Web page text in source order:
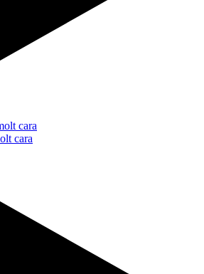
cara